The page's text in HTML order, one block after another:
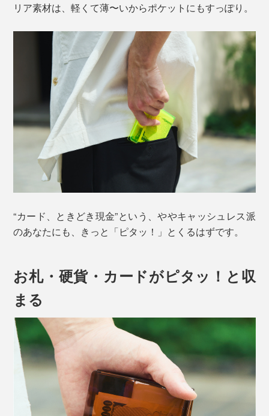
リア素材は、軽くて薄〜いからポケットにもすっぽり。
“カード、ときどき現金”という、ややキャッシュレス派
のあなたにも、きっと「ピタッ！」とくるはずです。
お札・硬貨・カードがピタッ！と収
まる